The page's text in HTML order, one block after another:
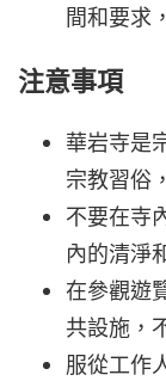
間和要求
注意事項
華岩寺是
宗教習俗
不要在寺
內的清淨
在參觀遊
共設施，
服從工作